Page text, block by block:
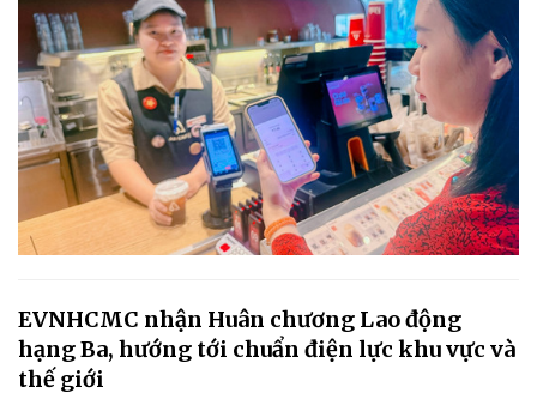
EVNHCMC nhận Huân chương Lao động
hạng Ba, hướng tới chuẩn điện lực khu vực và
thế giới